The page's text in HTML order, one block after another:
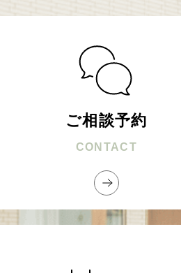
ご相談予約
CONTACT